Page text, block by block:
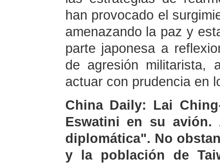
han provocado el
amenazando la paz y
parte japonesa a
de agresión militarista,
actuar con prudencia en
China Daily: Lai
Eswatini en su avión.
diplomática". No
y la población de